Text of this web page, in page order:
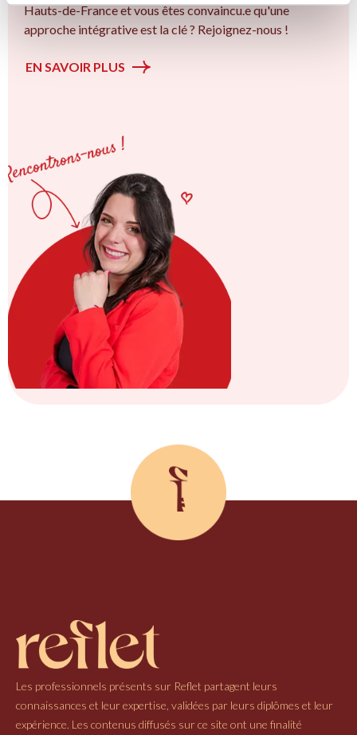
Hauts-de-France et vous êtes convaincu.e qu'une
approche intégrative est la clé ? Rejoignez-nous !
EN SAVOIR PLUS
Les professionnels présents sur Reflet partagent leurs
connaissances et leur expertise, validées par leurs diplômes et leur
expérience. Les contenus diffusés sur ce site ont une finalité